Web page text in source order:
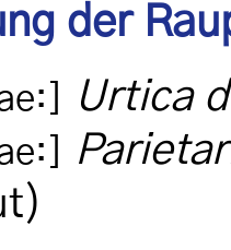
der
Urtica